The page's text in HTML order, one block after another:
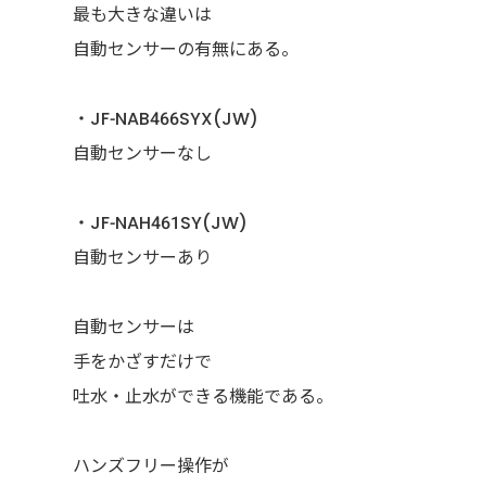
最も大きな違いは
自動センサーの有無にある。
・JF-NAB466SYX(JW)
自動センサーなし
・JF-NAH461SY(JW)
自動センサーあり
自動センサーは
手をかざすだけで
吐水・止水ができる機能である。
ハンズフリー操作が